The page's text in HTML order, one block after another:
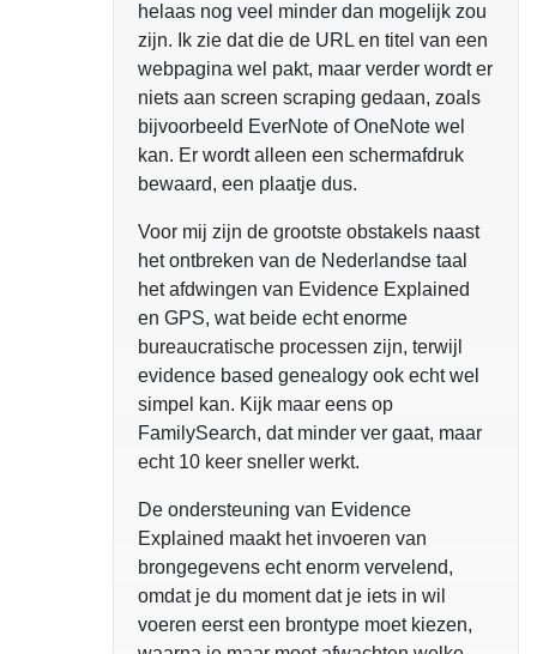
helaas nog veel minder dan mogelijk zou
zijn. Ik zie dat die de URL en titel van een
webpagina wel pakt, maar verder wordt er
niets aan screen scraping gedaan, zoals
bijvoorbeeld EverNote of OneNote wel
kan. Er wordt alleen een schermafdruk
bewaard, een plaatje dus.
Voor mij zijn de grootste obstakels naast
het ontbreken van de Nederlandse taal
het afdwingen van Evidence Explained
en GPS, wat beide echt enorme
bureaucratische processen zijn, terwijl
evidence based genealogy ook echt wel
simpel kan. Kijk maar eens op
FamilySearch, dat minder ver gaat, maar
echt 10 keer sneller werkt.
De ondersteuning van Evidence
Explained maakt het invoeren van
brongegevens echt enorm vervelend,
omdat je du moment dat je iets in wil
voeren eerst een brontype moet kiezen,